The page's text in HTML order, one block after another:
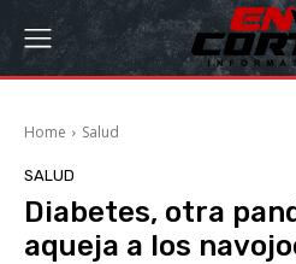
Home Salud
SALUD
Diabetes, otra
aqueja a los